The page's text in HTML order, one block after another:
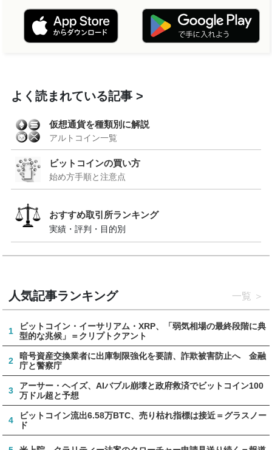
よく読まれている記事
仮想通貨を種類別に解説
アルトコイン一覧
ビットコインの買い方
始め方手順と注意点
おすすめ取引所ランキング
実績・評判・目的別
人気記事ランキング 一覧
1
ビットコイン・イーサリアム・XRP、「弱気相場の最終段階に典
型的な兆候」＝クリプトクアント
2
暗号資産交換業者に出庫制限強化を要請、詐欺被害防止へ 金融
庁と警察庁
3
アーサー・ヘイズ、AIバブル崩壊と政府救済でビットコイン100
万ドル超と予想
4
ビットコイン流出6.58万BTC、売り枯れ指標は接近＝グラスノー
ド